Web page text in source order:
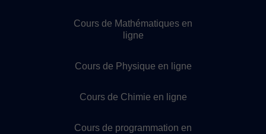
Cours de Mathématiques en
ligne
Cours de Physique en ligne
Cours de Chimie en ligne
Cours de programmation en